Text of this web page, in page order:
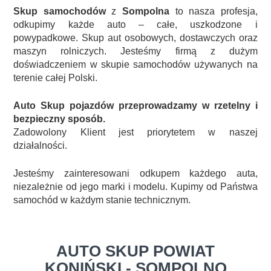
Skup samochodówz Sompolna to nasza profesja,
odkupimy każde auto – całe, uszkodzone i
powypadkowe. Skup aut osobowych, dostawczych oraz
maszyn rolniczych. Jesteśmy firmą z dużym
doświadczeniem w skupie samochodów używanych na
terenie całej Polski.
Auto Skup pojazdów przeprowadzamy w rzetelny i
bezpieczny sposób.
Zadowolony Klient jest priorytetem w naszej
działalności.
Jesteśmy zainteresowani odkupem każdego auta,
niezależnie od jego marki i modelu. Kupimy od Państwa
samochód w każdym stanie technicznym.
AUTO SKUP POWIAT